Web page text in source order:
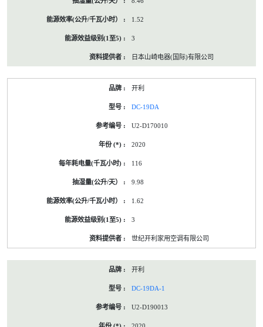
1.52
3
日本山崎电器(国际)有限公司
开利
DC-19DA
U2-D170010
2020
116
9.98
1.62
3
世纪开利家用空调有限公司
开利
DC-19DA-1
U2-D190013